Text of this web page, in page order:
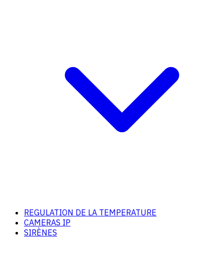
REGULATION DE LA TEMPERATURE
CAMERAS IP
SIRÈNES